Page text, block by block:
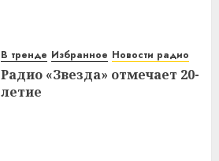
В тренде Избранное Новости радио
Радио «Звезда» отмечает 20-
летие